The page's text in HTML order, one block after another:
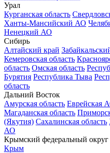
Урал
Курганская область
Ханты-Мансийский АО
Ненецкий АО
Сибирь
Алтайский край
Кемеровская область
область Омская область
Бурятия Республика Тыва
область
Дальний Восток
Амурская область Еврейская
Магаданская область
(Якутия) Сахалинская область
АО
Крымский федеральный округ
Крым